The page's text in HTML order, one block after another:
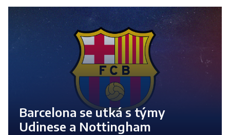
Barcelona se utká s týmy
Udinese a Nottingham